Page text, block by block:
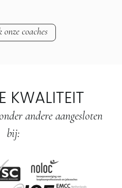
onze coaches
KWALITEIT
andere aangesloten
bij: